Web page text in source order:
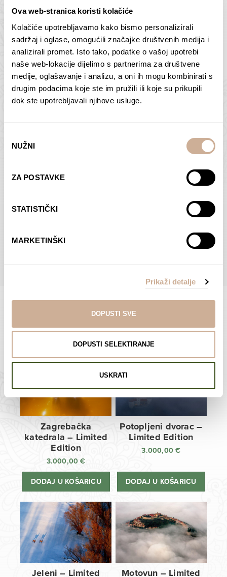
Ova web-stranica koristi kolačiće
Kolačiće upotrebljavamo kako bismo personalizirali
sadržaj i oglase, omogućili značajke društvenih medija i
analizirali promet. Isto tako, podatke o vašoj upotrebi
naše web-lokacije dijelimo s partnerima za društvene
medije, oglašavanje i analizu, a oni ih mogu kombinirati s
drugim podacima koje ste im pružili ili koje su prikupili
dok ste upotrebljavali njihove usluge.
pristanka
NUŽNI
ZA POSTAVKE
STATISTIČKI
MARKETINŠKI
Prikaži detalje
DOPUSTI SVE
DOPUSTI SELEKTIRANJE
USKRATI
Butan – ljudi 2
75,00€ – 138,00€Raspon
cijena:
od
75,00 €
138,00 €
ODABERI OPCIJE
Antarktika – krajolik
2
75,00€ – 138,00€Raspon
cijena:
od
ODABERI OPCIJE
Dolac
ODABERI OPCIJE
Moreškanti – sjena
€Raspon
od
75,00 €
do
138,00 €
ODABERI OPCIJE
POGLEDAJTE SVE PROIZVODE U OVOJ KATEGORIJI
Limited Edition Fotografije
Zagrebačka
katedrala – Limited
Edition
3.000,00€
DODAJ U KOŠARICU
Potopljeni dvorac –
Limited Edition
3.000,00€
DODAJ U KOŠARICU
Jeleni – Limited
Motovun – Limited